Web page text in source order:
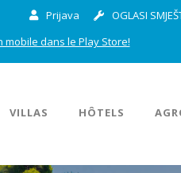
Prijava OGLASI
dans le Play Store!
VILLAS HÔTELS